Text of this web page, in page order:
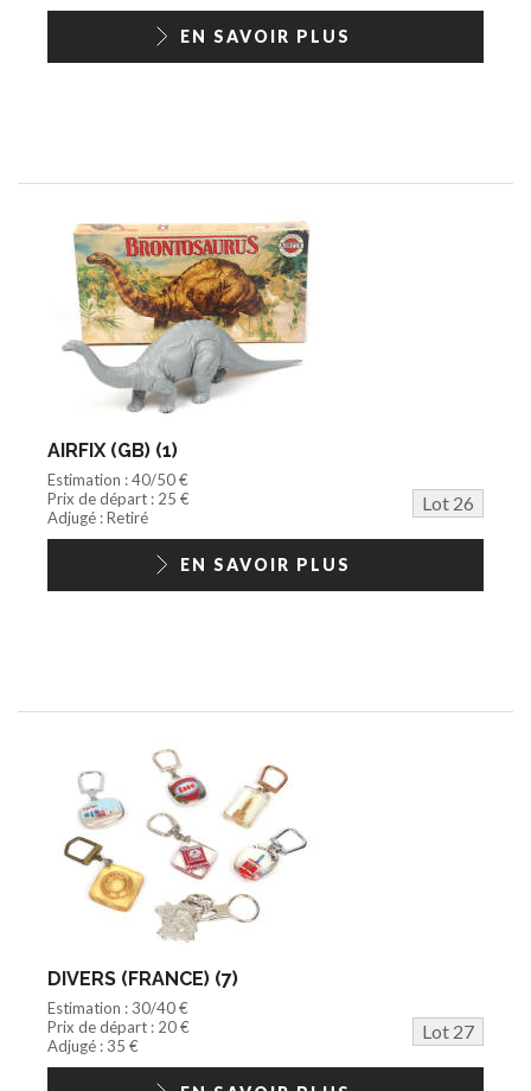
EN SAVOIR PLUS
AIRFIX (GB) (1)
Estimation : 40/50 €
Prix de départ : 25 €
Lot 26
Adjugé : Retiré
EN SAVOIR PLUS
DIVERS (FRANCE) (7)
Estimation : 30/40 €
Prix de départ : 20 €
Lot 27
Adjugé : 35 €